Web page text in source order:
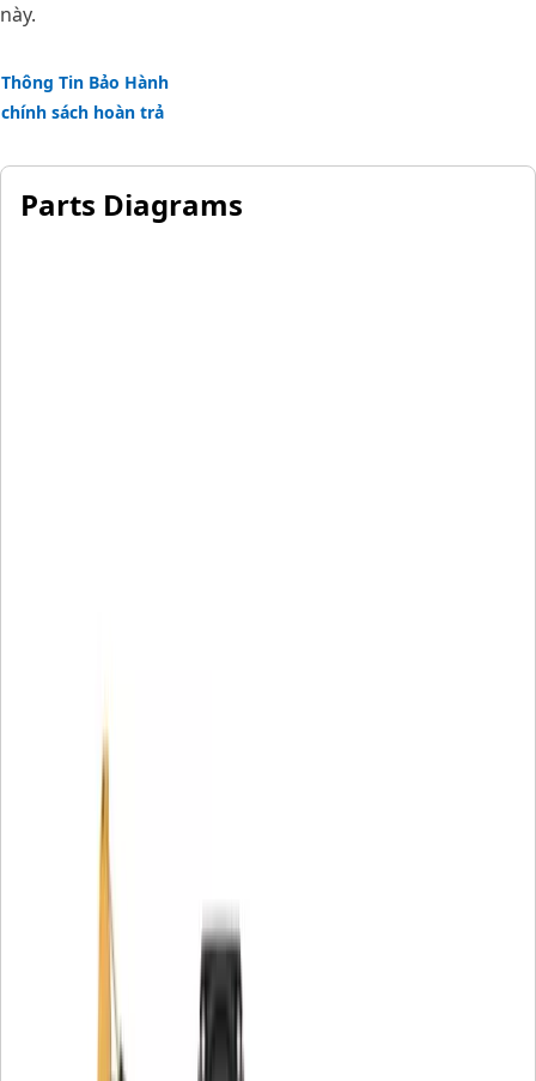
này.
Thông Tin Bảo Hành
chính sách hoàn trả
Parts Diagrams